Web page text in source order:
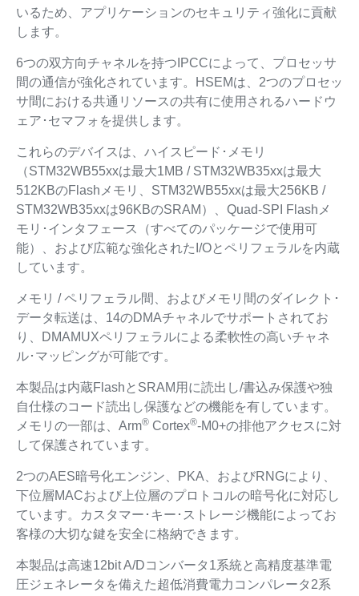
いるため、アプリケーションのセキュリティ強化に貢献
します。
6つの双方向チャネルを持つIPCCによって、プロセッサ
間の通信が強化されています。HSEMは、2つのプロセッ
サ間における共通リソースの共有に使用されるハードウ
ェア･セマフォを提供します。
これらのデバイスは、ハイスピード･メモリ
（STM32WB55xxは最大1MB / STM32WB35xxは最大
512KBのFlashメモリ、STM32WB55xxは最大256KB /
STM32WB35xxは96KBのSRAM）、Quad-SPI Flashメ
モリ･インタフェース（すべてのパッケージで使用可
能）、および広範な強化されたI/Oとペリフェラルを内蔵
しています。
メモリ / ペリフェラル間、およびメモリ間のダイレクト･
データ転送は、14のDMAチャネルでサポートされてお
り、DMAMUXペリフェラルによる柔軟性の高いチャネ
ル･マッピングが可能です。
本製品は内蔵FlashとSRAM用に読出し/書込み保護や独
自仕様のコード読出し保護などの機能を有しています。
メモリの一部は、Arm®Cortex®-M0+の排他アクセスに対
して保護されています。
2つのAES暗号化エンジン、PKA、およびRNGにより、
下位層MACおよび上位層のプロトコルの暗号化に対応し
ています。カスタマー･キー･ストレージ機能によってお
客様の大切な鍵を安全に格納できます。
本製品は高速12bit A/Dコンバータ1系統と高精度基準電
圧ジェネレータを備えた超低消費電力コンパレータ2系